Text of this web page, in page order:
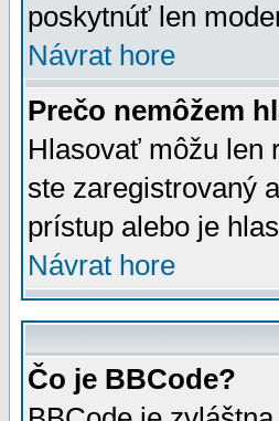
poskytnúť len
Návrat hore
Prečo nemôžem
Hlasovať môžu len
ste zaregistrovaný
prístup alebo je
Návrat hore
Čo je BBCode?